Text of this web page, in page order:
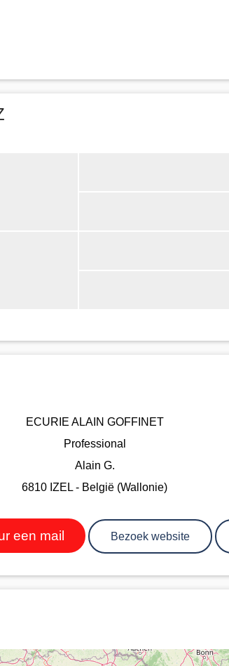
ECURIE ALAIN GOFFINET
Professional
Alain G.
6810 IZEL - België (Wallonie)
een mail Bezoek website